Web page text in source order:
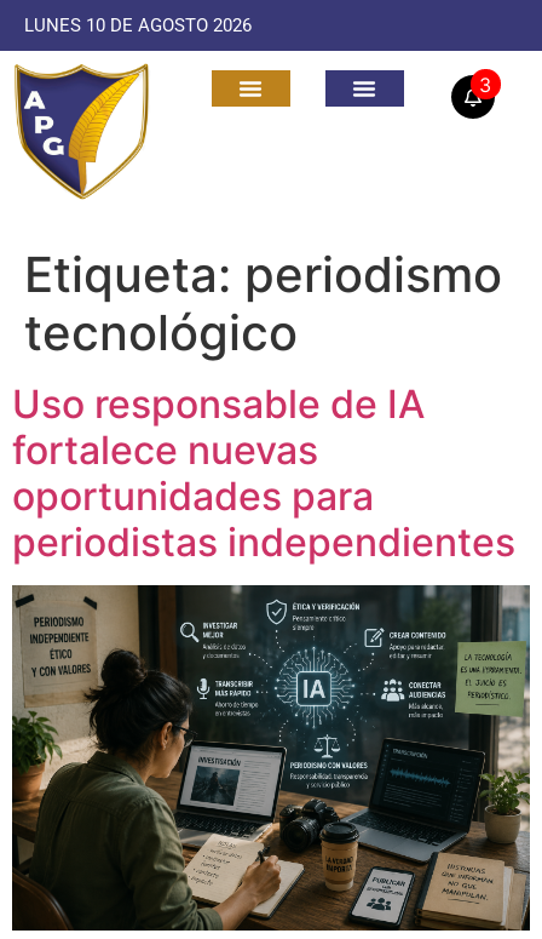
LUNES 10 DE AGOSTO 2026
3
Etiqueta: periodismo
tecnológico
Uso responsable de IA
fortalece nuevas
oportunidades para
periodistas independientes